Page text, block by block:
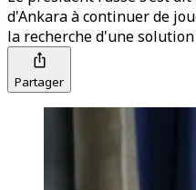
d'Ankara à continuer de
la recherche d'une
Partager